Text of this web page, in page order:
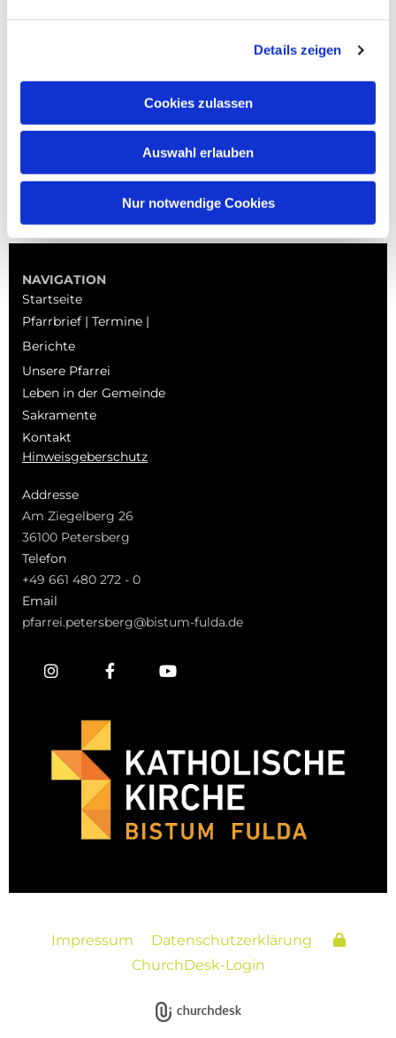
Details zeigen
Cookies zulassen
Auswahl erlauben
Nur notwendige Cookies
NAVIGATION
Startseite
Pfarrbrief | Termine |
Berichte
Unsere Pfarrei
Leben in der Gemeinde
Sakramente
Kontakt
Hinweisgeberschutz
Addresse
Am Ziegelberg 26
36100 Petersberg
Telefon
+49 661 480 272 - 0
Email
pfarrei.petersberg@bistum-fulda.de
Impressum
Datenschutzerklärung
ChurchDesk-Login